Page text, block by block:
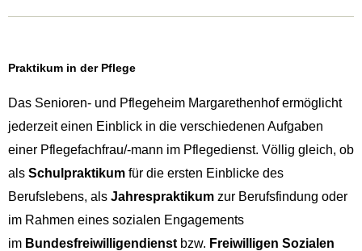
Praktikum in der Pflege
Das Senioren- und Pflegeheim Margarethenhof ermöglicht
jederzeit einen Einblick in die verschiedenen Aufgaben
einer Pflegefachfrau/-mann im Pflegedienst. Völlig gleich, ob
als Schulpraktikum für die ersten Einblicke des
Berufslebens, als Jahrespraktikum zur Berufsfindung oder
im Rahmen eines sozialen Engagements
im Bundesfreiwilligendienst bzw. Freiwilligen Sozialen